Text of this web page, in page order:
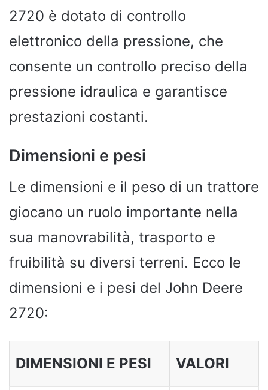
2720 è dotato di controllo
elettronico della pressione, che
consente un controllo preciso della
pressione idraulica e garantisce
prestazioni costanti.
Dimensioni e pesi
Le dimensioni e il peso di un trattore
giocano un ruolo importante nella
sua manovrabilità, trasporto e
fruibilità su diversi terreni. Ecco le
dimensioni e i pesi del John Deere
2720:
DIMENSIONI E PESI VALORI